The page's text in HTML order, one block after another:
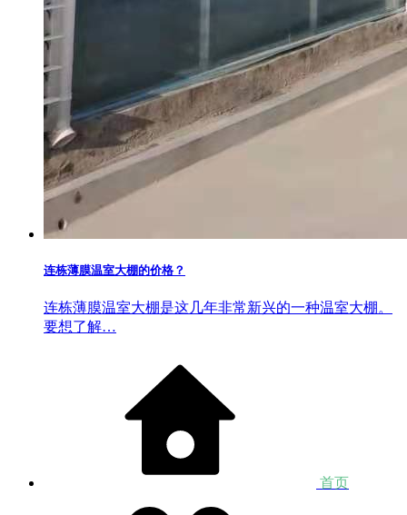
连栋薄膜温室大棚的价格？
连栋薄膜温室大棚是这几年非常新兴的一种温室大棚。
要想了解…
首页